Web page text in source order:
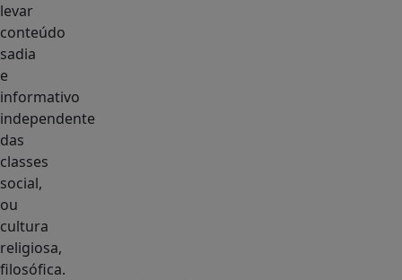
levar
conteúdo
sadia
e
informativo
independente
das
classes
social,
ou
cultura
religiosa,
filosófica.